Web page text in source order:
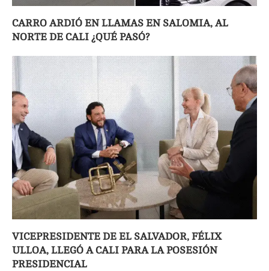
CARRO ARDIÓ EN LLAMAS EN SALOMIA, AL
NORTE DE CALI ¿QUÉ PASÓ?
VICEPRESIDENTE DE EL SALVADOR, FÉLIX
ULLOA, LLEGÓ A CALI PARA LA POSESIÓN
PRESIDENCIAL